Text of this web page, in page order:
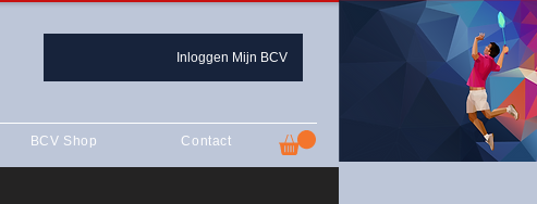
Inloggen Mijn BCV
BCV Shop Contact